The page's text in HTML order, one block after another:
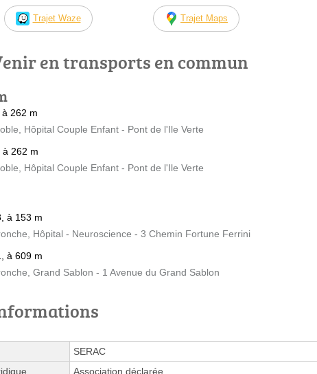
Trajet Waze Trajet Maps
en transports en commun
262 m
Hôpital Couple Enfant - Pont de l'Ile Verte
à 262 m
Hôpital Couple Enfant - Pont de l'Ile Verte
à 153 m
Hôpital - Neuroscience - 3 Chemin Fortune Ferrini
à 609 m
Grand Sablon - 1 Avenue du Grand Sablon
SERAC
Association déclarée